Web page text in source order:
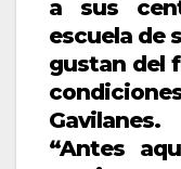
a sus
escuela de
gustan del
Gavilanes.
“Antes